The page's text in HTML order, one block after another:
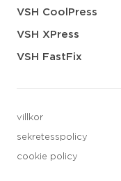
VSH CoolPress
VSH XPress
VSH FastFix
villkor
sekretesspolicy
cookie policy